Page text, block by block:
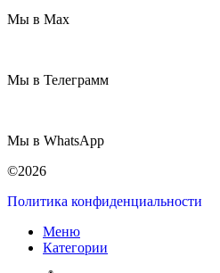
Мы в Max
Мы в Телеграмм
Мы в WhatsApp
©2026
Политика конфиденциальности
Меню
Категории